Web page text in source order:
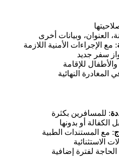
العنوان، وبيانات أخرى
: مع الإجراءات الأمنية اللازمة
سفر جديد
للإقامة
المغادرة النهائية
: للمسافرين بكثرة
الكفالة أو بدونها
: مع المستندات الطبية
الاستثنائية
لفترة إضافية